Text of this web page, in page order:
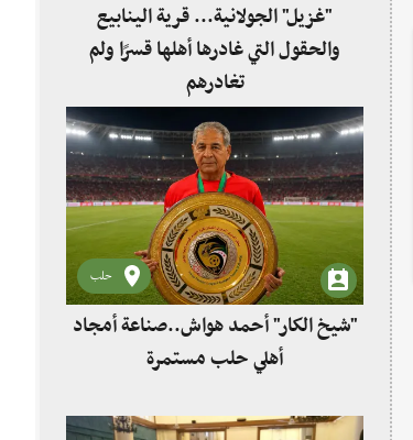
"غزيل" الجولانية... قرية الينابيع
والحقول التي غادرها أهلها قسرًا ولم
تغادرهم
حلب
"شيخ الكار" أحمد هواش..صناعة أمجاد
أهلي حلب مستمرة